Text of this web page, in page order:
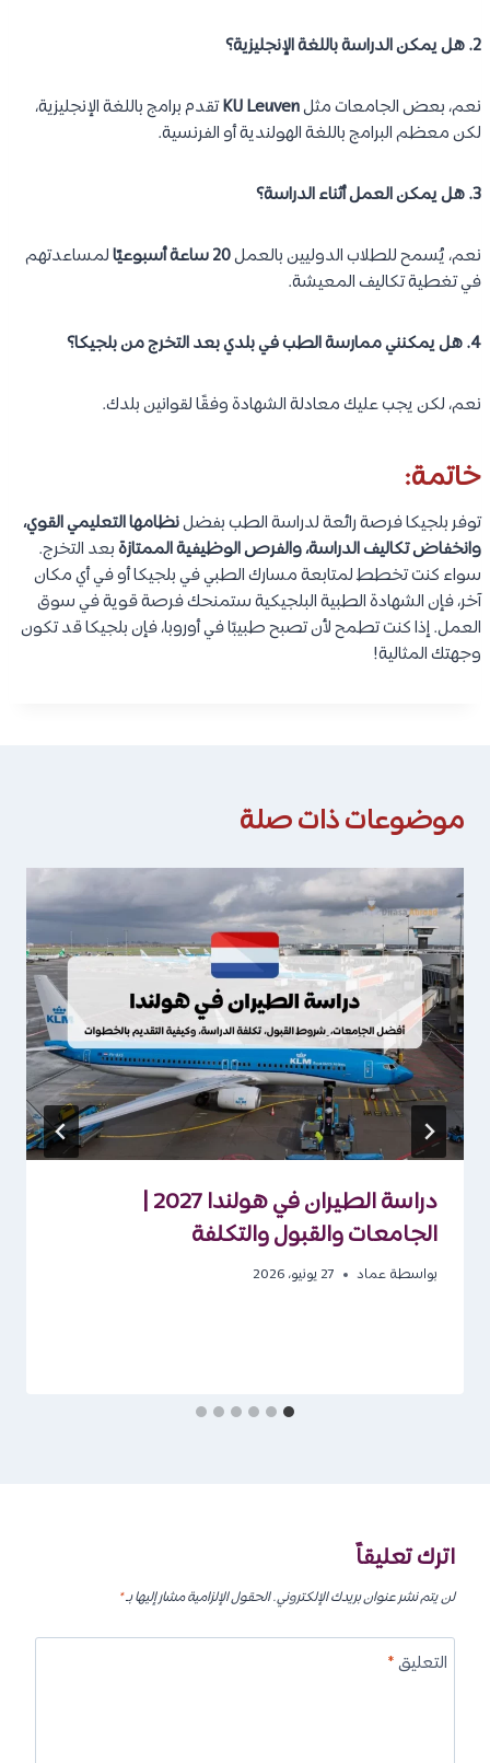
2. هل يمكن الدراسة باللغة الإنجليزية؟
نعم، بعض الجامعات مثلKU Leuvenتقدم برامج باللغة الإنجليزية،
لكن معظم البرامج باللغة الهولندية أو الفرنسية.
3. هل يمكن العمل أثناء الدراسة؟
نعم، يُسمح للطلاب الدوليين بالعمل20 ساعة أسبوعيًا
لمساعدتهم
في تغطية تكاليف المعيشة.
4. هل يمكنني ممارسة الطب في بلدي بعد التخرج من بلجيكا؟
نعم، لكن يجب عليك معادلة الشهادة وفقًا لقوانين بلدك.
خاتمة:
توفر بلجيكا فرصة رائعة لدراسة الطب بفضلنظامها التعليمي القوي،
وانخفاض تكاليف الدراسة، والفرص الوظيفية الممتازةبعد التخرج.
سواء كنت تخطط لمتابعة مسارك الطبي في بلجيكا أو في أي مكان
آخر، فإن الشهادة الطبية البلجيكية ستمنحك فرصة قوية في سوق
العمل. إذا كنت تطمح لأن تصبح طبيبًا في أوروبا، فإن بلجيكا قد تكون
وجهتك المثالية!
موضوعات ذات صلة
الجامعات والقبول والتكلفة
بواسطة عماد 27 يونيو، 2026
اترك تعليقاً
لن يتم نشر عنوان بريدك الإلكتروني.الحقول الإلزامية مشار إليها بـ*
التعليق*